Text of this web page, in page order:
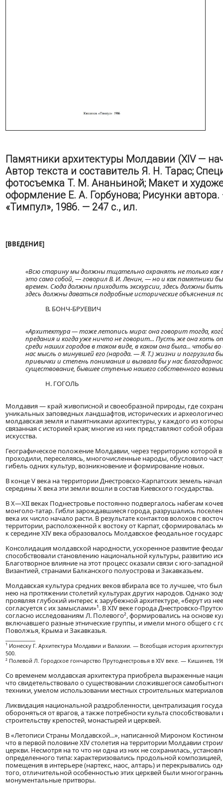
Памятники архитектуры Молдавии (XIV —
Автор текста и составитель Я. Н. Тарас;
фотосъемка Т. М. Ананьиной; Макет и
оформление Е. А. Горбунова; Рисунки
«Тимпул», 1986. — 247 с., ил.
[ВВЕДЕНИЕ]
«Всю старину мы должны тщательно охранять не только как
это само собой, — говорил В. И. Ленин, — но и как памятники
времен. Сюда должны приходить экскурсии, здесь должны
здесь должны даваться подробные исторические объяснения
В. БОНЧ-БРУЕВИЧ
«Архитектура — тоже летопись мира: она говорит тогда,
предания и когда уже ничто не говорит... Пусть же она хоть
среди наших городов в таком виде, в каком она была... чтобы во
нас мысль о минувшей его (народа. — Я. Т.) жизни и погрузила
привычки и степень понимания и вызвала бы у нас
существование, бывшее ступенью нашего собственного
Н. ГОГОЛЬ
Молдавия — край живописной и своеобразной природы, где
уникальных заповедных ландшафтов, исторических и
молдавская земля и памятниками архитектуры, у каждого из
связанная с историей края; многие из них представляют собой
искусства.
Географическое положение Молдавии, через территорию которой
проходили, переселяясь, многочисленные народы, обусловило
гибель одних культур, возникновение и формирование новых.
В конце V века на территории Днестровско-Карпатских земель
середины X века эти земли вошли в состав Киевского государства.
В X—XII веках Поднестровье постоянно подвергалось набегам
монголо-татар. Гибли зарождавшиеся города, разрушались
века их число начало расти. В результате контактов волохов с
территории, расположенной к востоку от Карпат, сформировалась
к середине XIV века образовалось Молдавское феодальное
Консолидация молдавской народности, ускоренное развитие
способствовали становлению национальной культуры, развитию
Благотворное влияние на этот процесс оказали связи с юго-
Византией, странами Балканского полуострова и Закавказьем.
Молдавская культура средних веков вбирала все то лучшее, что
нею на протяжении столетий культурах других народов. Однако
проявляя глубокий интерес к зарубежной архитектуре, «берут из
согласуется с их замыслами»¹. В XIV веке города Днестровско-
согласно исследованиям Л. Полевого², формировались на основе
включавшего разные этнические группы, и имели много общего с
Поволжья, Крыма и Закавказья.
¹ Ионеску Г. Архитектура Молдавии и Валахии. — Всеобщая история
500.
² Полевой Л. Городское гончарство Прутоднестровья в XIV веке. — Кишинев,
Со временем молдавская архитектура приобрела выраженные
что свидетельствовало о существовании сложившегося
техники, умелом использовании местных строительных
Ликвидация национальной раздробленности, централизация
обороняться от врагов, а также потребности культа
строительству крепостей, монастырей и церквей.
В «Летописи Страны Молдавской...», написанной Мироном
что в первой половине XIV столетия на территории Молдавии
церкви. Несмотря на то что ни одна из них не сохранилась,
определенного типа: характеризовались продольной
помещения в интерьере (нартекс, наос, алтарь) и перекрывались
того, отличительной особенностью этих церквей были
монументальные притворы.